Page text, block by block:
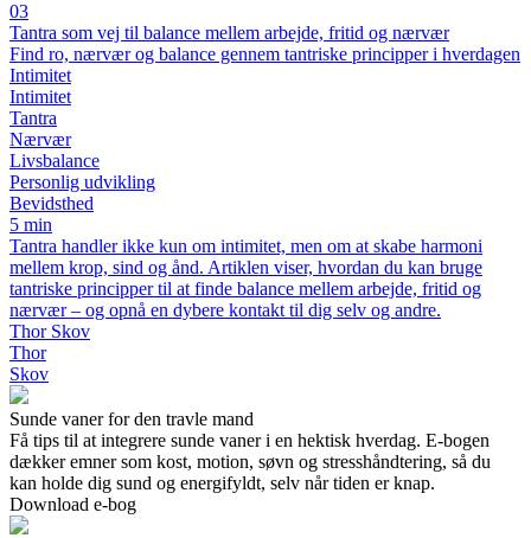
03
Tantra som vej til balance mellem arbejde, fritid og nærvær
Find ro, nærvær og balance gennem tantriske principper i hverdagen
Intimitet
Intimitet
Tantra
Nærvær
Livsbalance
Personlig udvikling
Bevidsthed
5 min
Tantra handler ikke kun om intimitet, men om at skabe harmoni
mellem krop, sind og ånd. Artiklen viser, hvordan du kan bruge
tantriske principper til at finde balance mellem arbejde, fritid og
nærvær – og opnå en dybere kontakt til dig selv og andre.
Thor Skov
Thor
Skov
Sunde vaner for den travle mand
Få tips til at integrere sunde vaner i en hektisk hverdag. E-bogen
dækker emner som kost, motion, søvn og stresshåndtering, så du
kan holde dig sund og energifyldt, selv når tiden er knap.
Download e-bog